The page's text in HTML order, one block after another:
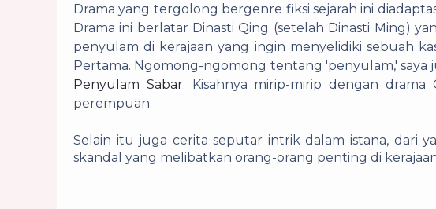
Drama yang tergolong bergenre fiksi sejarah ini
Drama ini berlatar Dinasti Qing (setelah Dinasti Ming)
penyulam di kerajaan yang ingin menyelidiki sebuah
Pertama. Ngomong-ngomong tentang 'penyulam,'
Penyulam Sabar. Kisahnya mirip-mirip dengan
perempuan.
Selain itu juga cerita seputar intrik dalam istana, dari
skandal yang melibatkan orang-orang penting di